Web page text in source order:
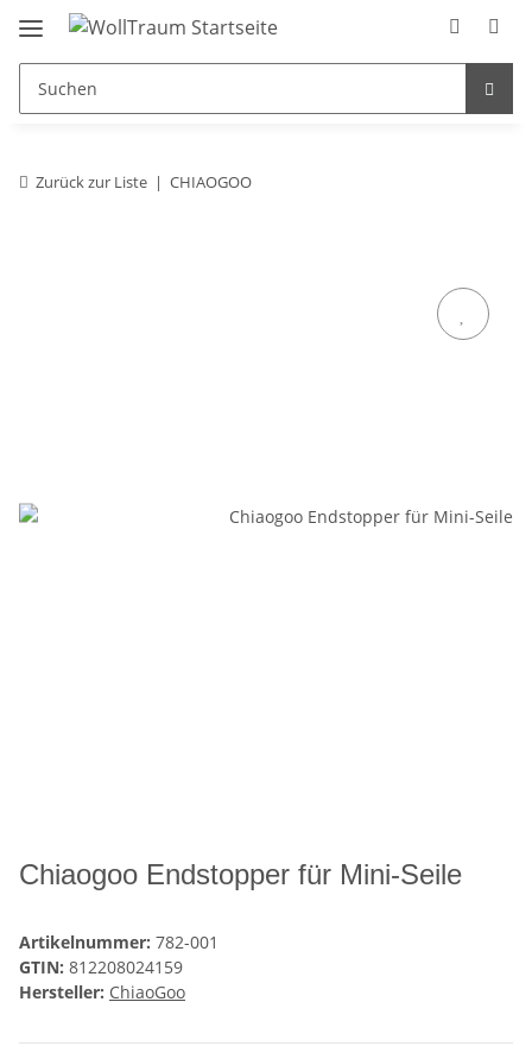
Zurück zur Liste CHIAOGOO
Chiaogoo Endstopper für Mini-Seile
Artikelnummer: 782-001
GTIN: 812208024159
Hersteller: ChiaoGoo